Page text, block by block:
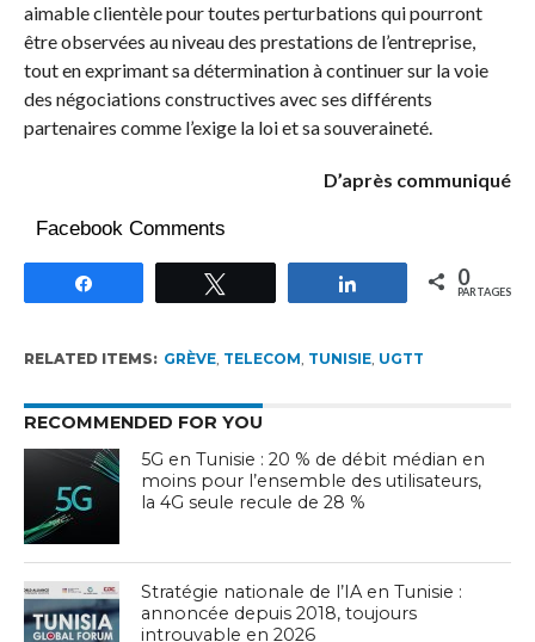
aimable clientèle pour toutes perturbations qui pourront
être observées au niveau des prestations de l’entreprise,
tout en exprimant sa détermination à continuer sur la voie
des négociations constructives avec ses différents
partenaires comme l’exige la loi et sa souveraineté.
D’après communiqué
Facebook Comments
Partagez 0
PARTAGES
RELATED ITEMS: GRÈVE, TELECOM, TUNISIE, UGTT
RECOMMENDED FOR YOU
5G en Tunisie : 20 % de débit médian en
moins pour l’ensemble des utilisateurs,
la 4G seule recule de 28 %
Stratégie nationale de l’IA en Tunisie :
annoncée depuis 2018, toujours
introuvable en 2026